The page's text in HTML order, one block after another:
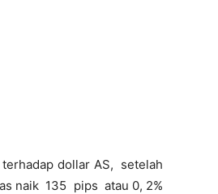
dollar AS, setelah
naik 135 pips atau 0, 2%